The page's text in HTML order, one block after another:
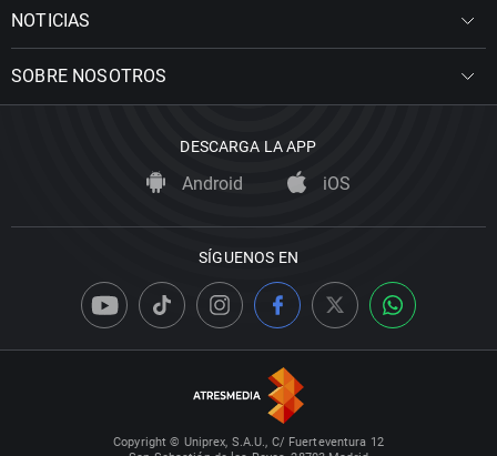
NOTICIAS
SOBRE NOSOTROS
DESCARGA LA APP
Android iOS
SÍGUENOS EN
Copyright © Uniprex, S.A.U., C/ Fuerteventura 12